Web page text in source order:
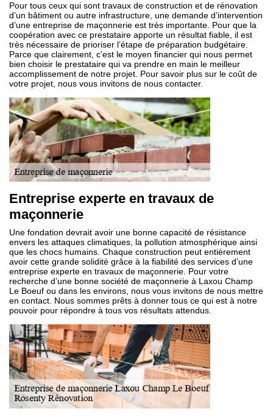
Pour tous ceux qui sont travaux de construction et de rénovation
d’un bâtiment ou autre infrastructure, une demande d’intervention
d’une entreprise de maçonnerie est très importante. Pour que la
coopération avec ce prestataire apporte un résultat fiable, il est
très nécessaire de prioriser l’étape de préparation budgétaire.
Parce que clairement, c’est le moyen financier qui nous permet
bien choisir le prestataire qui va prendre en main le meilleur
accomplissement de notre projet. Pour savoir plus sur le coût de
votre projet, nous vous invitons de nous contacter.
Entreprise experte en travaux de
maçonnerie
Une fondation devrait avoir une bonne capacité de résistance
envers les attaques climatiques, la pollution atmosphérique ainsi
que les chocs humains. Chaque construction peut entièrement
avoir cette grande solidité grâce à la fiabilité des services d’une
entreprise experte en travaux de maçonnerie. Pour votre
recherche d’une bonne société de maçonnerie à Laxou Champ
Le Boeuf ou dans les environs, nous vous invitons de nous mettre
en contact. Nous sommes prêts à donner tous ce qui est à notre
pouvoir pour répondre à tous vos résultats attendus.